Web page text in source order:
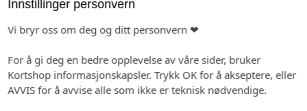
Et lekkert dekorbånd i 100% bomull. Bruk det på å
binde løse invitasjonskort sammen for en eksklusiv
look eller som dekor rundt meny eller bordkort på den
store dagen.
Praktisk info
Farge: Oliven
Innstillinger personvern
Vi bryr oss om deg og ditt personvern ❤
For å gi deg en bedre opplevelse av våre sider, bruker
Kortshop informasjonskapsler. Trykk OK for å akseptere, eller
AVVIS for å avvise alle som ikke er teknisk nødvendige.